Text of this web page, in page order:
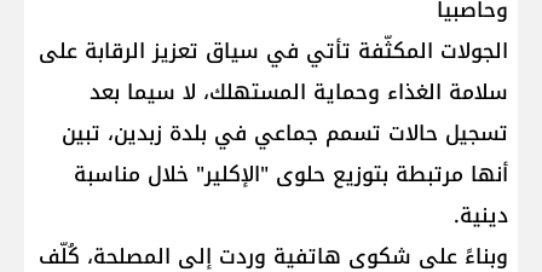
وحاصبيا
الجولات المكثّفة تأتي في سياق تعزيز الرقابة على
سلامة الغذاء وحماية المستهلك، لا سيما بعد
تسجيل حالات تسمم جماعي في بلدة زبدين، تبين
أنها مرتبطة بتوزيع حلوى "الإكلير" خلال مناسبة
دينية.
وبناءً على شكوى هاتفية وردت إلى المصلحة، كُلّف